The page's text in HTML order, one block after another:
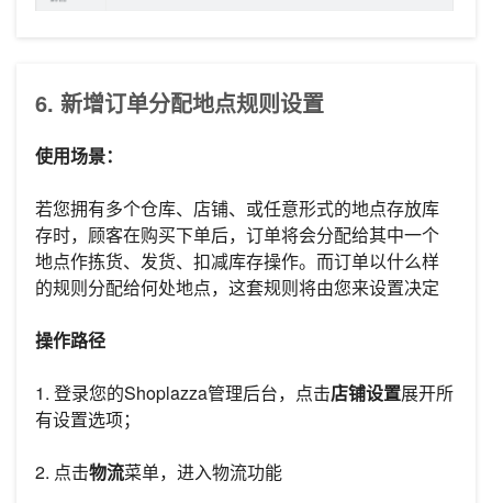
6. 新增订单分配地点规则设置
使用场景：
若您拥有多个仓库、店铺、或任意形式的地点存放库
存时，顾客在购买下单后，订单将会分配给其中一个
地点作拣货、发货、扣减库存操作。而订单以什么样
的规则分配给何处地点，这套规则将由您来设置决定
操作路径
1. 登录您的Shoplazza管理后台，点击店铺设置展开所
有设置选项；
2. 点击物流菜单，进入物流功能